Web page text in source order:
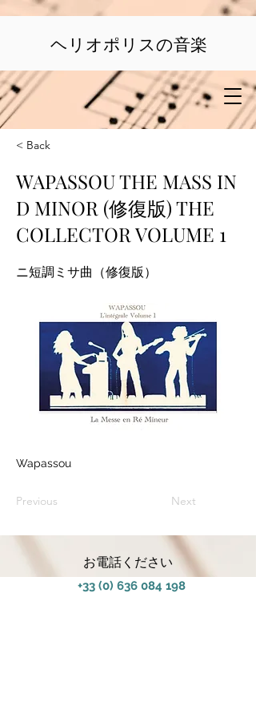
ヘリオポリスの音楽
< Back
WAPASSOU THE MASS IN
D MINOR (修復版) THE
COLLECTOR VOLUME 1
ニ短調ミサ曲（修復版）
Wapassou
Previous Next
お電話ください
+33 (0) 636 084 198